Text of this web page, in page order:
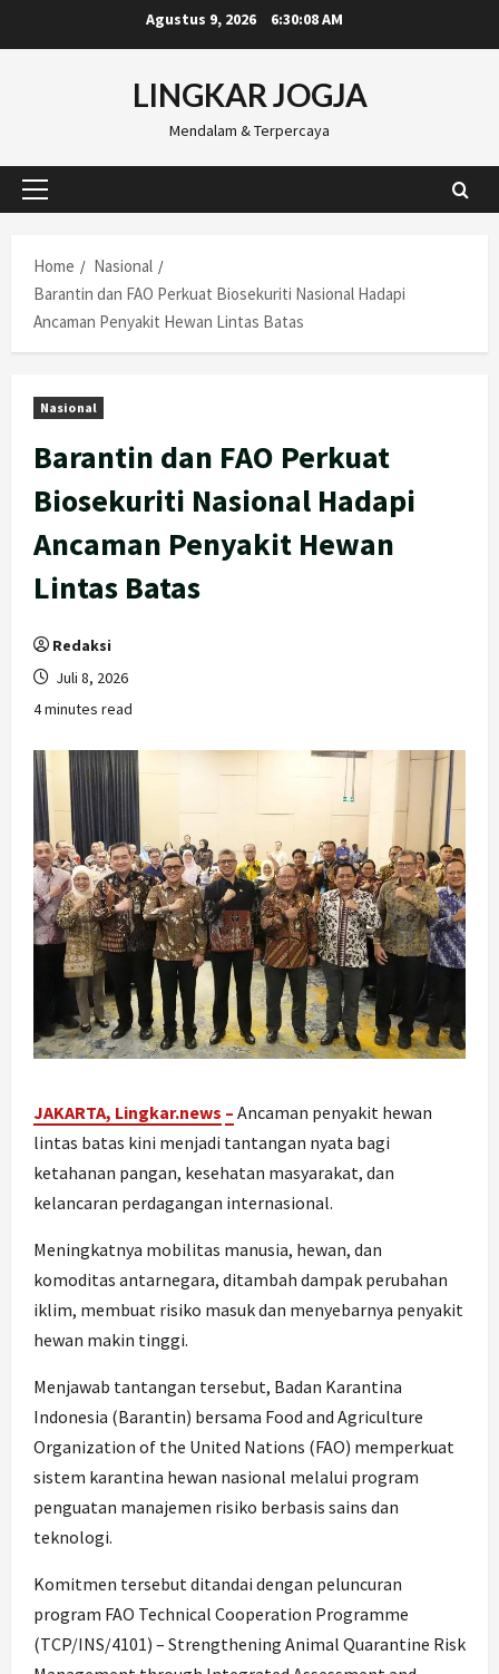
to
Agustus 9, 2026 6:30:09 AM
LINGKAR JOGJA
Mendalam & Terpercaya
Primary
Home
Nasional
Barantin dan FAO Perkuat Biosekuriti Nasional Hadapi
Ancaman Penyakit Hewan Lintas Batas
Nasional
Barantin dan FAO Perkuat
Biosekuriti Nasional Hadapi
Ancaman Penyakit Hewan
Lintas Batas
Redaksi
Juli 8, 2026
4 minutes read
JAKARTA, Lingkar.news – Ancaman penyakit hewan
lintas batas kini menjadi tantangan nyata bagi
ketahanan pangan, kesehatan masyarakat, dan
kelancaran perdagangan internasional.
Meningkatnya mobilitas manusia, hewan, dan
komoditas antarnegara, ditambah dampak perubahan
iklim, membuat risiko masuk dan menyebarnya penyakit
hewan makin tinggi.
Menjawab tantangan tersebut, Badan Karantina
Indonesia (Barantin) bersama Food and Agriculture
Organization of the United Nations (FAO) memperkuat
sistem karantina hewan nasional melalui program
penguatan manajemen risiko berbasis sains dan
teknologi.
Komitmen tersebut ditandai dengan peluncuran
program FAO Technical Cooperation Programme
(TCP/INS/4101) – Strengthening Animal Quarantine Risk